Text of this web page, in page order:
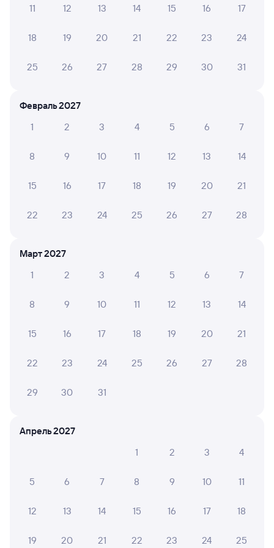
А ещё здесь можно найти
Обратные билеты из Хорогочи в Киренгу
Отели
11 12 13 14 15 16 17
18 19 20 21 22 23 24
25 26 27 28 29 30 31
Февраль 2027
1
2 3 4 5 6 7
8 9 10 11 12 13 14
15 16 17 18 19 20 21
22 23 24 25 26 27 28
Март 2027
1
2 3 4 5 6 7
8 9 10 11 12 13 14
15 16 17 18 19 20 21
22 23 24 25 26 27 28
29 30 31
Апрель 2027
1
2 3 4
5 6 7 8 9 10 11
12 13 14 15 16 17 18
19 20 21 22 23 24 25